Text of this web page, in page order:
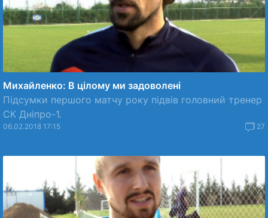
Михайленко: В цілому ми задоволені
Підсумки першого матчу року підвів головний тренер
СК Дніпро-1.
06.02.2018 17:15 27